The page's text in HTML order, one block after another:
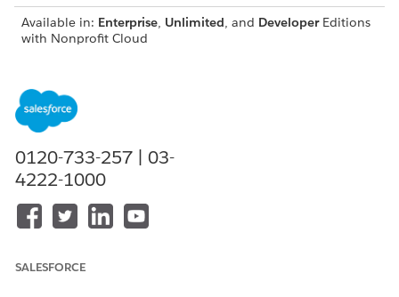
Available in: Enterprise, Unlimited, and DeveloperEditions
with Nonprofit Cloud
Developer
To assign permission sets:
Ensure that Compliant Data Sharing is enabled for one or
0120-733-257 | 03-
4222-1000
SALESFORCE